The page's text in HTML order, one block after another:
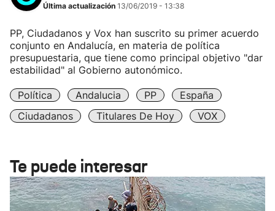
Última actualización 13/06/2019 - 13:38
PP, Ciudadanos y Vox han suscrito su primer acuerdo
conjunto en Andalucía, en materia de política
presupuestaria, que tiene como principal objetivo "dar
estabilidad" al Gobierno autonómico.
Política Andalucia PP
España
Ciudadanos
Titulares De Hoy VOX
Te puede interesar